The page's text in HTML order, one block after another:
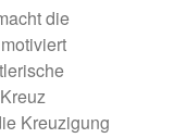
– »TAKE ME TO
– Malerei,
Installation, Objekt
–
–
die
Kreuzigung